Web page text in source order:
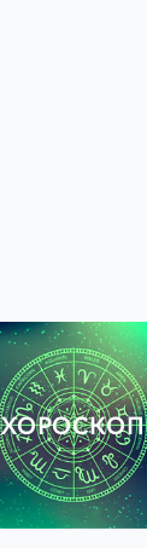
ХОРОСКОП